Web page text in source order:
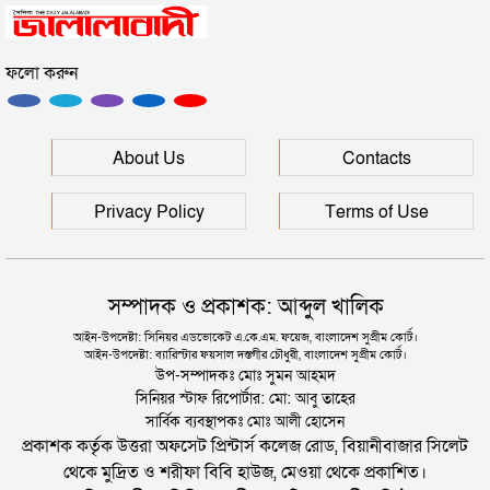
মানবপাচার নিয়ে সিলেটের ডিবির হাওরে সংঘর্ষ
ফলো করুন
About Us Contacts
Privacy Policy Terms of Use
সম্পাদক ও প্রকাশক: আব্দুল খালিক
আইন-উপদেষ্টা: সিনিয়র এডভোকেট এ.কে.এম. ফয়েজ, বাংলাদেশ সুপ্রীম কোর্ট।
আইন-উপদেষ্টা: ব্যারিস্টার ফয়সাল দস্তগীর চৌধুরী, বাংলাদেশ সুপ্রীম কোর্ট।
উপ-সম্পাদকঃ মোঃ সুমন আহমদ
সিনিয়র স্টাফ রিপোর্টার: মো: আবু তাহের
সার্বিক ব্যবস্থাপকঃ মোঃ আলী হোসেন
প্রকাশক কর্তৃক উত্তরা অফসেট প্রিন্টার্স কলেজ রোড, বিয়ানীবাজার সিলেট
থেকে মুদ্রিত ও শরীফা বিবি হাউজ, মেওয়া থেকে প্রকাশিত।